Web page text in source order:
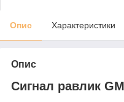
Опис Характеристики
Опис
Сигнал равлик